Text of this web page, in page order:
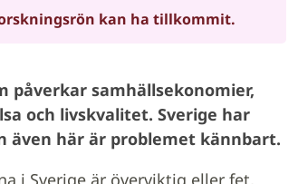
kan ha tillkommit.
påverkar samhällsekonomier,
och livskvalitet. Sverige har
även här är problemet kännbart.
i Sverige är överviktig eller fet,